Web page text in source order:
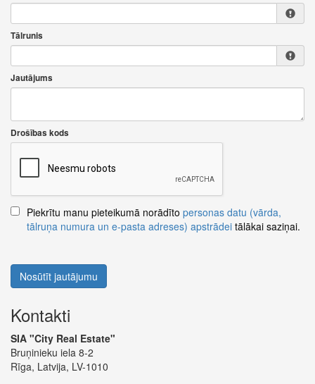
Tālrunis
Jautājums
Drošības kods
Piekrītu manu pieteikumā norādīto personas datu (vārda,
tālruņa numura un e-pasta adreses) apstrādei tālākai saziņai.
Nosūtīt jautājumu
Kontakti
SIA "City Real Estate"
Bruņinieku iela 8-2
Rīga, Latvija, LV-1010